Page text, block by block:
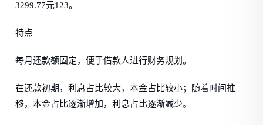
3299.77元123。
特点
每月还款额固定，便于借款人进行财务规划。
在还款初期，利息占比较大，本金占比较小；随着时间推
移，本金占比逐渐增加，利息占比逐渐减少。